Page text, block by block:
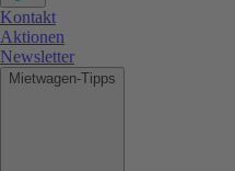
Kontakt
Aktionen
Newsletter
Mietwagen-Tipps